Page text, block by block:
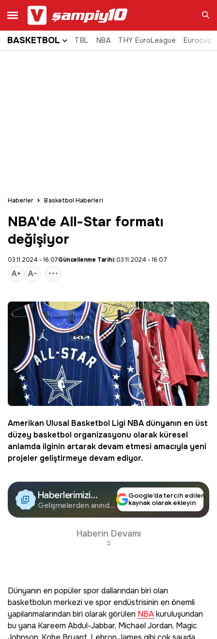
Ara
BASKETBOL TBL NBA THY EuroLeague Eurocup
Haberler Basketbol Haberleri
NBA'de All-Star formatı
değişiyor
03.11.2024 - 16:07Güncellenme Tarihi:03.11.2024 - 16:07
Amerikan Ulusal Basketbol Ligi NBA dünyanın en üst
düzey basketbol organizasyonu olarak küresel
anlamda ilginin artarak devam etmesi amacıyla yeni
projeler geliştirmeye devam ediyor.
Haberlerimizi
Google'da Takip
Edin
Gelişmelerden anında
Google’da tercih edilen
kaynak olarak ekleyin
Haberin Devamı
Dünyanın en popüler spor dallarından biri olan
basketbolun merkezi ve spor endüstrisinin en önemli
yapılanmalarından biri olarak görülen NBAkuruluşundan
bu yana Kareem Abdul-Jabbar, Michael Jordan, Magic